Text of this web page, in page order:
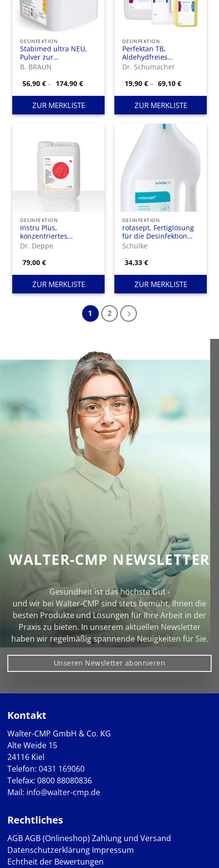
DESINFEKTION
Stabimed ultra NEU,
Pulver zur
Hochleistungsdesinfektion
Peressigsäure
B. BRAUN
56,90€ – 174,90€Preisspanne:
56,90 €
bis
174,90 €
ZUR MERKLISTE
DESINFEKTION
Perfektan TB,
Aldehydfreies
Konzentrat zur
und
Dr. Schumacher
19,90€ – 69,10€
19,90 €
bis
69,10 €
ZUR MERKLISTE
DESINFEKTION
Instru Plus,
konzentriertes
aldehydhaltiges
Desinfektionsmittel für
die
Dr. Deppe
79,00€
ZUR MERKLISTE
DESINFEKTION
rotasept, Fertiglösung
für die Desinfektion
und Reinigung
Instrumente
Schülke
34,33€
ZUR MERKLISTE
1 2
WALTER-CMP NEWSLETTER
Gesundheit ist das höchste Gut -
und wir bei Walter‑CMP sind stets bemüht, Ihnen die
besten Produkte und Lösungen für Ihre Arbeit in der
Praxis zu bieten. In unserem aktuellen Newsletter
haben wir regelmäßig spannende Neuigkeiten für Sie.
Unseren Newsletter abonnieren
Kontakt
Walter-CMP GmbH & Co. KG
Alte Weide 15
24116 Kiel
Telefon: 0431 169060
Telefax: 0800 88080836
Mail: info@walter-cmp.de
Rechtliches
AGBAGB (Onlineshop) Zahlung und Versand
Datenschutzerklärung Impressum
Echtheit der Bewertungen